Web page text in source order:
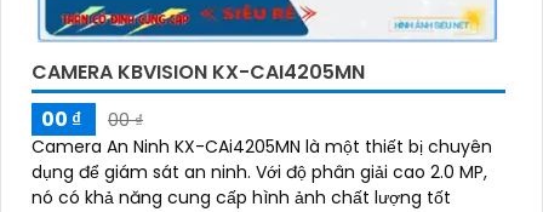
CAMERA KBVISION KX-CAI4205MN
00 ₫
00 ₫
Camera An Ninh KX-CAi4205MN là một thiết bị chuyên
dụng để giám sát an ninh. Với độ phân giải cao 2.0 MP,
nó có khả năng cung cấp hình ảnh chất lượng tốt